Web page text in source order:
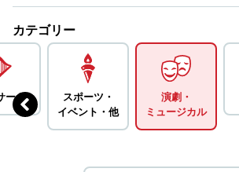
除
除
カテゴリー
ート
スポーツ・
イベント・ 他
演劇・
ミュージカル